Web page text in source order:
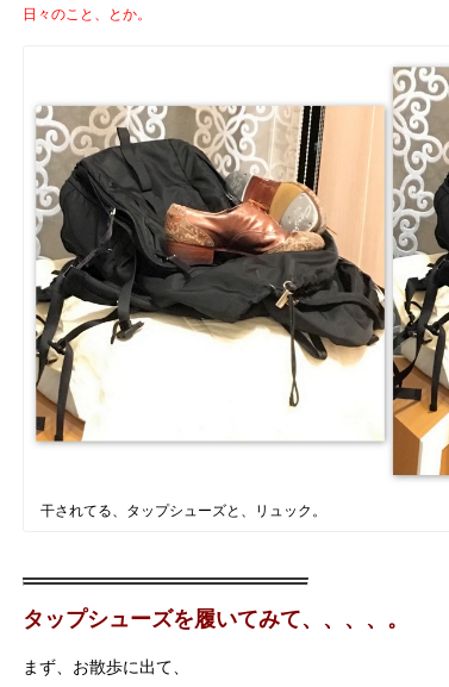
日々のこと、とか。
干されてる、タップシューズと、リュック。
タップシューズを履いてみて、、、、。
まず、お散歩に出て、